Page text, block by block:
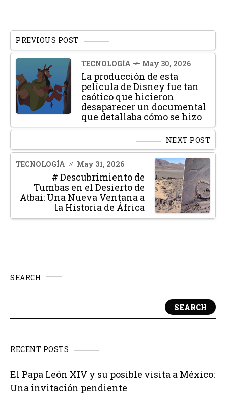
PREVIOUS POST
TECNOLOGÍA May 30, 2026
La producción de esta
película de Disney fue tan
caótico que hicieron
desaparecer un documental
que detallaba cómo se hizo
NEXT POST
TECNOLOGÍA May 31, 2026
# Descubrimiento de
Tumbas en el Desierto de
Atbai: Una Nueva Ventana a
la Historia de África
SEARCH
SEARCH
RECENT POSTS
El Papa León XIV y su posible visita a México:
Una invitación pendiente